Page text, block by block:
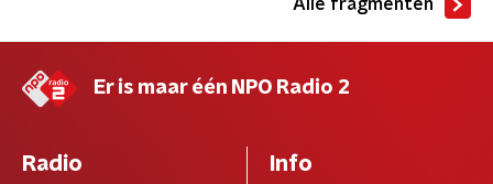
Alle fragmenten
Er is maar één NPO Radio 2
Radio Info